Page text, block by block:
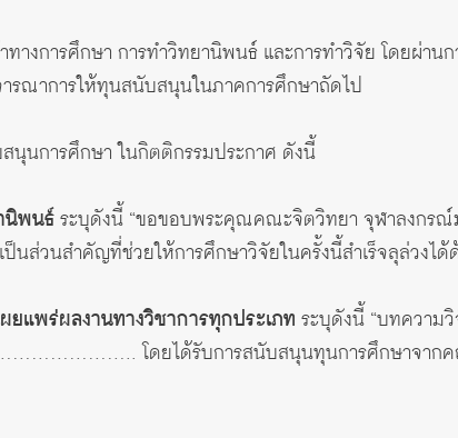
างการศึกษา การทําวิทยานิพนธ์ และการทําวิจัย โดยผ่า
รณาการให้ทุนสนับสนุนในภาคการศึกษาถัดไป
นุนการศึกษา ในกิตติกรรมประกาศ ดังนี้
นิพนธ์ระบุดังนี้ “ขอขอบพระคุณคณะจิตวิทยา จุฬาลงกร
นส่วนสําคัญที่ช่วยให้การศึกษาวิจัยในครั้งนี้สําเร็จลุล่วงได้
ยแพร่ผลงานทางวิชาการทุกประเภท ระบุดังนี้ “บทความ
โดยได้รับการสนับสนุนทุนการศึกษาจากคณะ